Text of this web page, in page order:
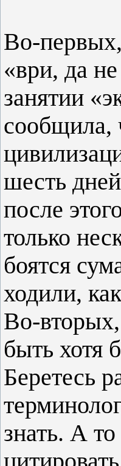
Во-первых,
«ври, да
занятии
сообщила,
шесть
после
только
боятся
ходили,
Во-
быть хотя
Беретесь
знать. А